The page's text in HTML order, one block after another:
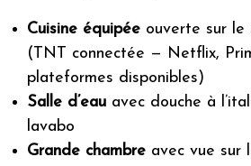
Tri papier
Verre
Métaux
Plastiques
Bouchons
Bois
Cuisine équipée ouverte sur le
(TNT connectée — Netflix,
plateformes disponibles)
Salle d’eau avec douche à
lavabo
Grande chambre avec vue sur